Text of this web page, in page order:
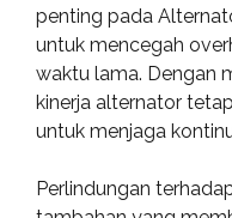
penting pada
untuk mencegah
waktu lama. Dengan
kinerja alternator
untuk menjaga
Perlindungan